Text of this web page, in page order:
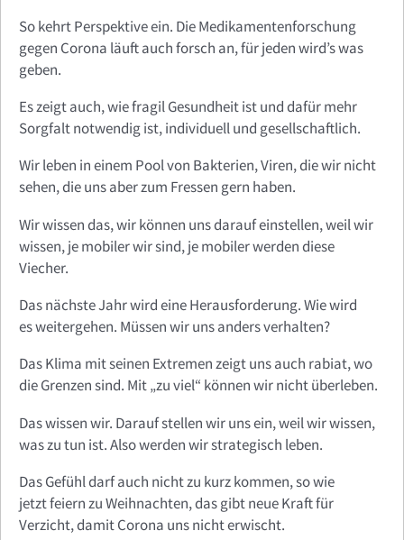
So kehrt Perspektive ein. Die Medikamentenforschung
gegen Corona läuft auch forsch an, für jeden wird’s was
geben.
Es zeigt auch, wie fragil Gesundheit ist und dafür mehr
Sorgfalt notwendig ist, individuell und gesellschaftlich.
Wir leben in einem Pool von Bakterien, Viren, die wir nicht
sehen, die uns aber zum Fressen gern haben.
Wir wissen das, wir können uns darauf einstellen, weil wir
wissen, je mobiler wir sind, je mobiler werden diese
Viecher.
Das nächste Jahr wird eine Herausforderung. Wie wird
es weitergehen. Müssen wir uns anders verhalten?
Das Klima mit seinen Extremen zeigt uns auch rabiat, wo
die Grenzen sind. Mit „zu viel“ können wir nicht überleben.
Das wissen wir. Darauf stellen wir uns ein, weil wir wissen,
was zu tun ist. Also werden wir strategisch leben.
Das Gefühl darf auch nicht zu kurz kommen, so wie
jetzt feiern zu Weihnachten, das gibt neue Kraft für
Verzicht, damit Corona uns nicht erwischt.